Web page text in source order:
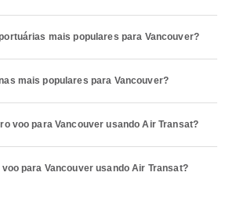
mais populares para Vancouver?
mais populares para Vancouver?
voo para Vancouver usando Air Transat?
para Vancouver usando Air Transat?